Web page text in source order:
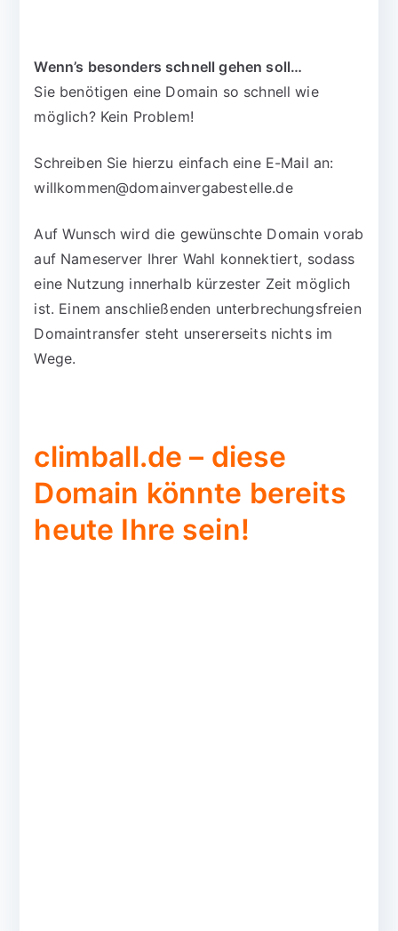
Wenn’s besonders schnell gehen soll…
Sie benötigen eine Domain so schnell wie
möglich? Kein Problem!
Schreiben Sie hierzu einfach eine E-Mail an:
willkommen@domainvergabestelle.de
Auf Wunsch wird die gewünschte Domain vorab
auf Nameserver Ihrer Wahl konnektiert, sodass
eine Nutzung innerhalb kürzester Zeit möglich
ist. Einem anschließenden unterbrechungsfreien
Domaintransfer steht unsererseits nichts im
Wege.
climball.de – diese
Domain könnte bereits
heute Ihre sein!